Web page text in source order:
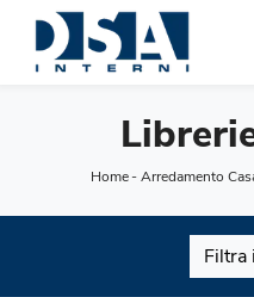
Home-Arredamento
Filtra